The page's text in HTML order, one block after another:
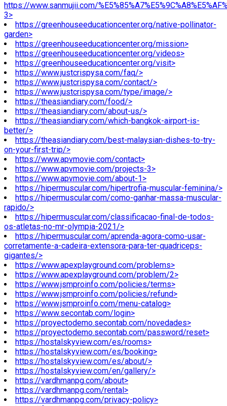
https://www.sanmujii.com/
3>
https://greenhouseeducationcenter.org/native-pollinator-
garden>
https://greenhouseeducationcenter.org/mission>
https://greenhouseeducationcenter.org/videos>
https://greenhouseeducationcenter.org/visit>
https://www.justcrispysa.com/faq/>
https://www.justcrispysa.com/contact/>
https://www.justcrispysa.com/type/image/>
https://theasiandiary.com/food/>
https://theasiandiary.com/about-us/>
https://theasiandiary.com/which-bangkok-airport-is-
better/>
https://theasiandiary.com/best-malaysian-dishes-to-try-
on-your-first-trip/>
https://www.apvmovie.com/contact>
https://www.apvmovie.com/projects-3>
https://www.apvmovie.com/about-1>
https://hipermuscular.com/hipertrofia-muscular-feminina/>
https://hipermuscular.com/como-ganhar-massa-muscular-
rapido/>
https://hipermuscular.com/classificacao-final-de-todos-
os-atletas-no-mr-olympia-2021/>
https://hipermuscular.com/aprenda-agora-como-usar-
corretamente-a-cadeira-extensora-para-ter-quadriceps-
gigantes/>
https://www.apexplayground.com/problems>
https://www.apexplayground.com/problem/2>
https://www.jsmproinfo.com/policies/terms>
https://www.jsmproinfo.com/policies/refund>
https://www.jsmproinfo.com/menu-catalog>
https://www.secontab.com/login>
https://proyectodemo.secontab.com/novedades>
https://proyectodemo.secontab.com/password/reset>
https://hostalskyview.com/es/rooms>
https://hostalskyview.com/es/booking>
https://hostalskyview.com/es/about/>
https://hostalskyview.com/en/gallery/>
https://vardhmanpg.com/about>
https://vardhmanpg.com/rental>
https://vardhmanpg.com/privacy-policy>